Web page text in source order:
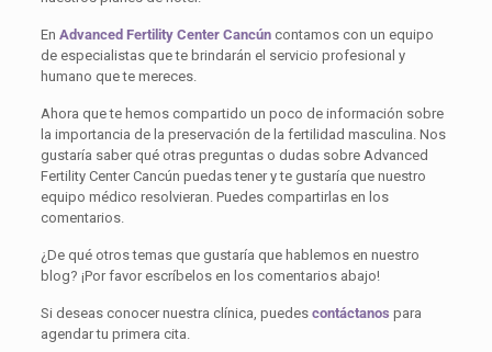
En Advanced Fertility Center Cancúncontamos con un equipo
de especialistas que te brindarán el servicio profesional y
humano que te mereces.
Ahora que te hemos compartido un poco de información sobre
la importancia de la preservación de la fertilidad masculina. Nos
gustaría saber qué otras preguntas o dudas sobre Advanced
Fertility Center Cancún puedas tener y te gustaría que nuestro
equipo médico resolvieran. Puedes compartirlas en los
comentarios.
¿De qué otros temas que gustaría que hablemos en nuestro
blog? ¡Por favor escríbelos en los comentarios abajo!
Si deseas conocer nuestra clínica, puedes contáctanos para
agendar tu primera cita.